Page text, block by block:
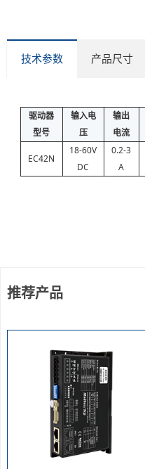
技术参数 产品尺寸
驱动器
型号
输入电
压
输出
电流
EC42N
18-60V
DC
0.2-3
A
推荐产品